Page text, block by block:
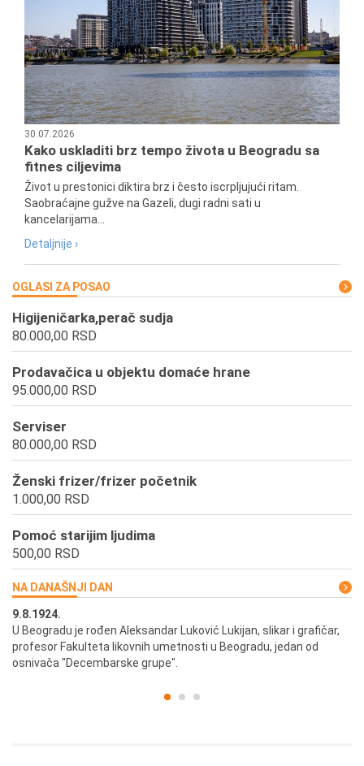
30.07.2026
Kako uskladiti brz tempo života u Beogradu sa
fitnes ciljevima
Život u prestonici diktira brz i često iscrpljujući ritam.
Saobraćajne gužve na Gazeli, dugi radni sati u
kancelarijama...
Detaljnije ›
OGLASI ZA POSAO
Higijeničarka,perač sudja
80.000,00 RSD
Prodavačica u objektu domaće hrane
95.000,00 RSD
Serviser
80.000,00 RSD
Ženski frizer/frizer početnik
1.000,00 RSD
Pomoć starijim ljudima
500,00 RSD
NA DANAŠNJI DAN
9.8.1924.
U Beogradu je rođen Aleksandar Luković Lukijan, slikar i grafičar,
profesor Fakulteta likovnih umetnosti u Beogradu, jedan od
osnivača "Decembarske grupe".